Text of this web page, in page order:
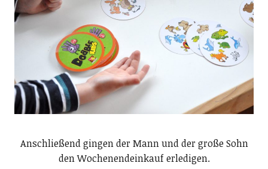
Anschließend gingen der Mann und der große Sohn
den Wochenendeinkauf erledigen.